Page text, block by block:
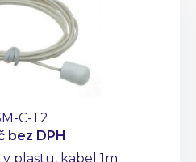
C-T2
bez DPH
plastu, kabel 1m